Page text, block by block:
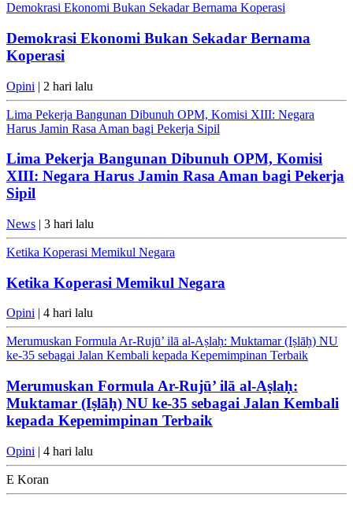
Demokrasi Ekonomi Bukan Sekadar Bernama Koperasi
Demokrasi Ekonomi Bukan Sekadar Bernama
Koperasi
Opini | 2 hari lalu
Lima Pekerja Bangunan Dibunuh OPM, Komisi XIII: Negara
Harus Jamin Rasa Aman bagi Pekerja Sipil
Lima Pekerja Bangunan Dibunuh OPM, Komisi
XIII: Negara Harus Jamin Rasa Aman bagi Pekerja
Sipil
News | 3 hari lalu
Ketika Koperasi Memikul Negara
Ketika Koperasi Memikul Negara
Opini | 4 hari lalu
Merumuskan Formula Ar-Rujū’ ilā al-Aṣlaḥ: Muktamar (Iṣlāḥ) NU
ke-35 sebagai Jalan Kembali kepada Kepemimpinan Terbaik
Merumuskan Formula Ar-Rujū’ ilā al-Aṣlaḥ:
Muktamar (Iṣlāḥ) NU ke-35 sebagai Jalan Kembali
kepada Kepemimpinan Terbaik
Opini | 4 hari lalu
E Koran